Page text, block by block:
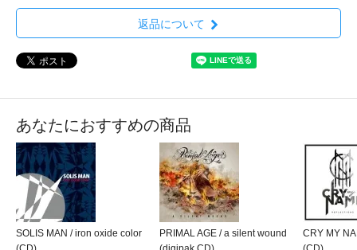
返品について
あなたにおすすめの商品
SOLIS MAN / iron oxide color
PRIMAL AGE / a silent wound
CRY MY